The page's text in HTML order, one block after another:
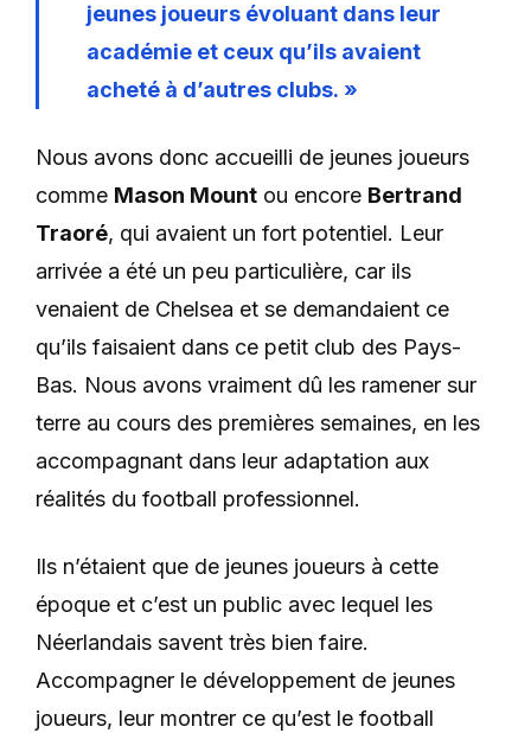
jeunes joueurs évoluant dans leur
académie et ceux qu’ils avaient
acheté à d’autres clubs. »
Nous avons donc accueilli de jeunes joueurs
comme Mason Mount ou encore Bertrand
Traoré, qui avaient un fort potentiel. Leur
arrivée a été un peu particulière, car ils
venaient de Chelsea et se demandaient ce
qu’ils faisaient dans ce petit club des Pays-
Bas. Nous avons vraiment dû les ramener sur
terre au cours des premières semaines, en les
accompagnant dans leur adaptation aux
réalités du football professionnel.
Ils n’étaient que de jeunes joueurs à cette
époque et c’est un public avec lequel les
Néerlandais savent très bien faire.
Accompagner le développement de jeunes
joueurs, leur montrer ce qu’est le football